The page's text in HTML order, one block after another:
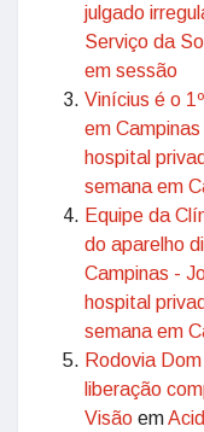
julgado
Serviço da
em sessão
Vinícius é o
em
hospital
semana em
Equipe da
do aparelho
Campinas -
hospital
semana em
Rodovia
liberação
Visão em